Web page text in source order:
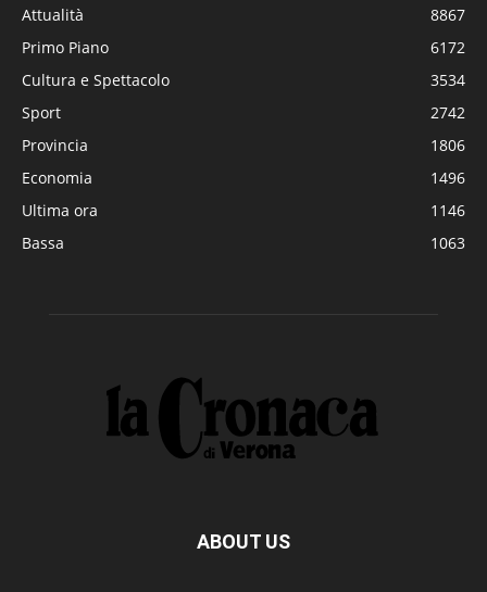
Attualità
8867
Primo Piano
6172
Cultura e Spettacolo
3534
Sport
2742
Provincia
1806
Economia
1496
Ultima ora
1146
Bassa
1063
ABOUT US